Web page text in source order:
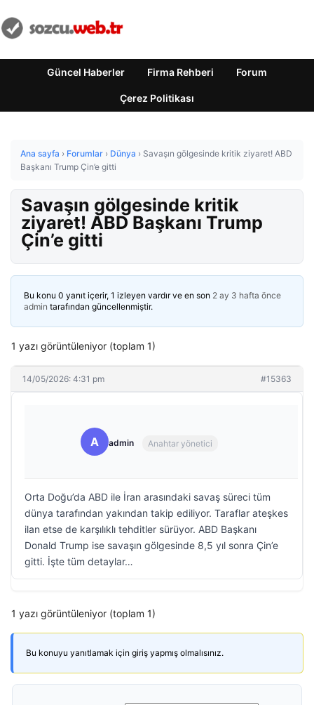
Güncel Haberler Firma Rehberi Forum
Çerez Politikası
Ana sayfa › Forumlar › Dünya › Savaşın gölgesinde kritik ziyaret! ABD
Başkanı Trump Çin’e gitti
Savaşın gölgesinde kritik
ziyaret! ABD Başkanı Trump
Çin’e gitti
Bu konu 0 yanıt içerir, 1 izleyen vardır ve en son 2 ay 3 hafta önce
admin tarafından güncellenmiştir.
1 yazı görüntüleniyor (toplam 1)
14/05/2026: 4:31 pm #15363
A admin Anahtar yönetici
Orta Doğu’da ABD ile İran arasındaki savaş süreci tüm
dünya tarafından yakından takip ediliyor. Taraflar ateşkes
ilan etse de karşılıklı tehditler sürüyor. ABD Başkanı
Donald Trump ise savaşın gölgesinde 8,5 yıl sonra Çin’e
gitti. İşte tüm detaylar…
1 yazı görüntüleniyor (toplam 1)
Bu konuyu yanıtlamak için giriş yapmış olmalısınız.